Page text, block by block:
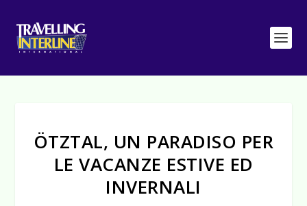
ÖTZTAL, UN PARADISO PER
LE VACANZE ESTIVE ED
INVERNALI